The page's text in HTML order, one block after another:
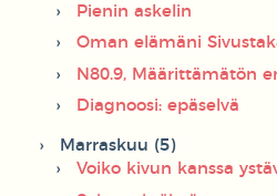
Pienin askelin
Oman elämäni
N80.9, Määrittämätön
Diagnoosi: epäselvä
Marraskuu (5)
Voiko kivun kanssa